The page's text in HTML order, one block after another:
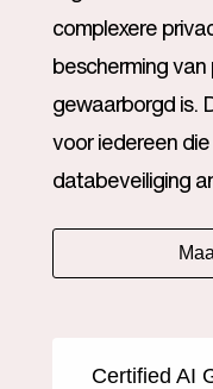
complexere
bescherming
gewaarborgd is.
voor iedereen
databeveiliging
Certified AI